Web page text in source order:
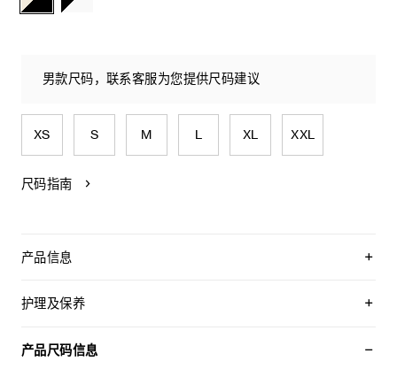
男款尺码，联系客服为您提供尺码建议
XS S M L XL XXL
尺码指南
产品信息
TRIOMPHE刺绣
衣领饰有罗纹饰边
护理及保养
仅使用不含漂白剂的洗衣产品。
产品尺码信息